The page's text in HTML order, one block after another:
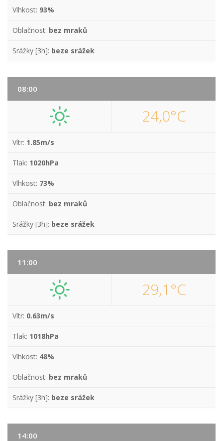
Vlhkost: 93%
Oblačnost: bez mraků
Srážky [3h]: beze srážek
08:00
24,0°C
Vítr: 1.85m/s
Tlak: 1020hPa
Vlhkost: 73%
Oblačnost: bez mraků
Srážky [3h]: beze srážek
11:00
29,1°C
Vítr: 0.63m/s
Tlak: 1018hPa
Vlhkost: 48%
Oblačnost: bez mraků
Srážky [3h]: beze srážek
14:00